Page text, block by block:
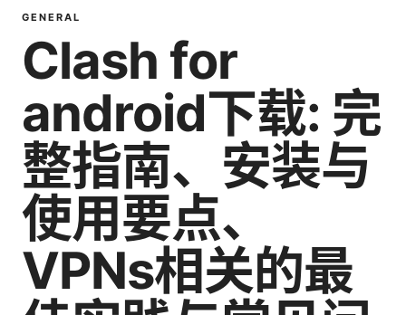
GENERAL
Clash for
android下载: 完
整指南、安装与
使用要点、
VPNs相关的最